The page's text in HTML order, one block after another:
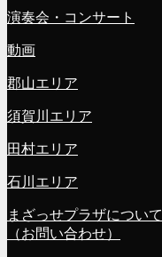
演奏会・コンサート
動画
郡山エリア
須賀川エリア
田村エリア
石川エリア
まざっせプラザについて
（お問い合わせ）